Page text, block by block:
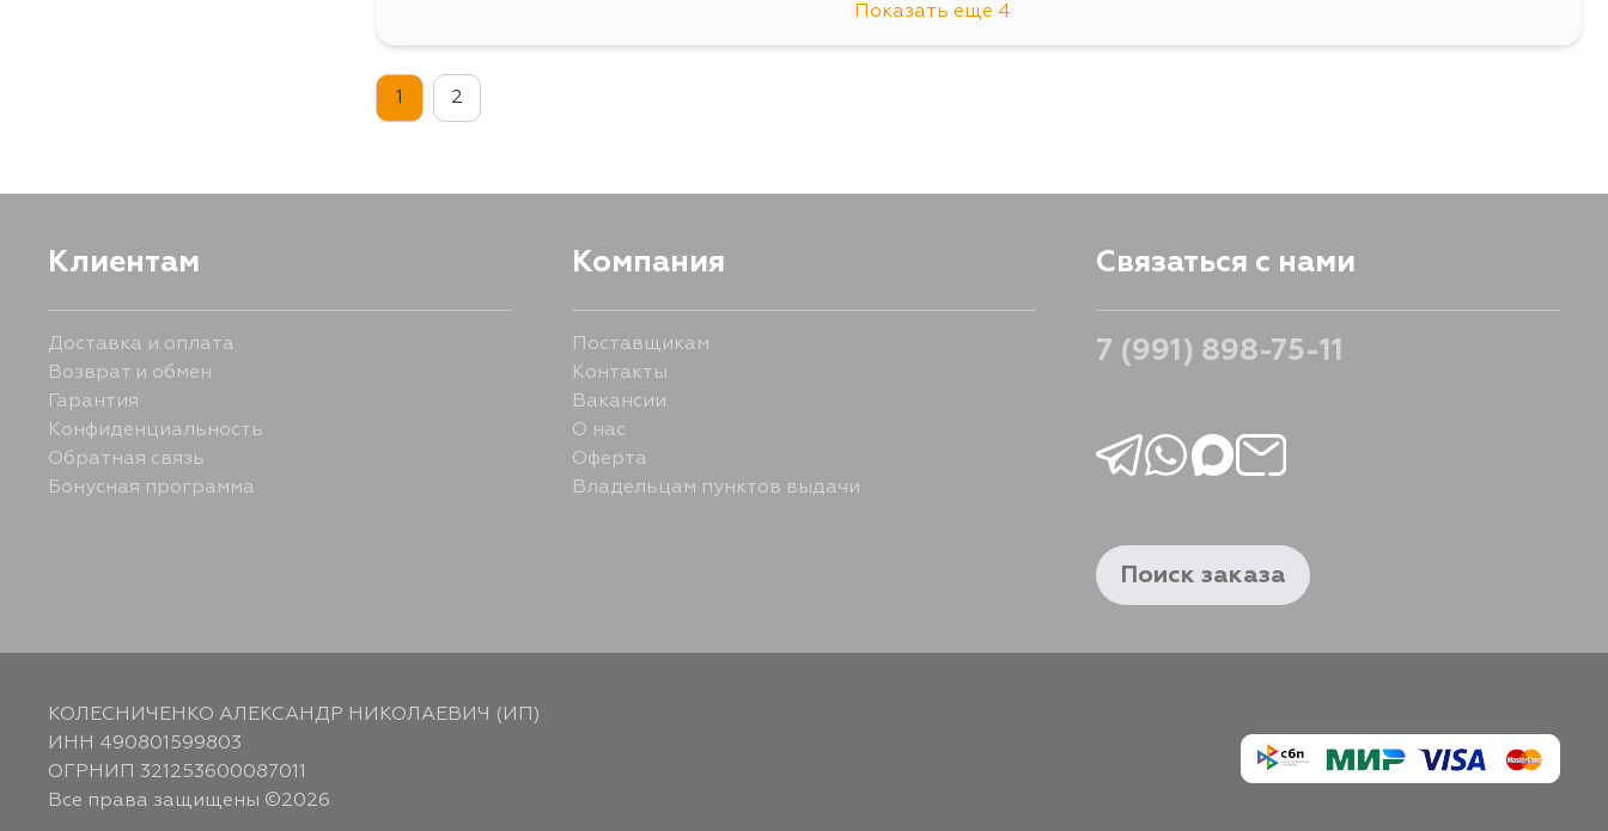
4 сентября 554 В корзину
537
Показать еще 4
1 2
Клиентам
Доставка и оплата
Возврат и обмен
Гарантия
Конфиденциальность
Обратная связь
Бонусная программа
Компания
Поставщикам
Контакты
Вакансии
О нас
Оферта
Владельцам пунктов выдачи
Связаться с нами
7 (991) 898-75-11
Поиск заказа
КОЛЕСНИЧЕНКО АЛЕКСАНДР НИКОЛАЕВИЧ (ИП)
ИНН 490801599803
ОГРНИП 321253600087011
Все права защищены ©2026